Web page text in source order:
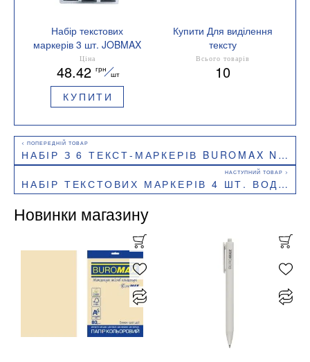
Набір текстових
маркерів 3 шт. JOBMAX
Buromax BM.8902-93
Ціна
48.42 грн
шт
КУПИТИ
Купити Для виділення
тексту
Колір жовтий
Всього товарів
10
НАБІР З 6 ТЕКСТ-МАРКЕРІВ BUROMAX NEON BM.8904-94 2-4 ММ
НАБІР ТЕКСТОВИХ МАРКЕРІВ 4 ШТ. ВОДНА ОСНОВА 2-4 ММ КРУГЛІ JOBMAX BUROMAX BM.8903-94
Новинки магазину